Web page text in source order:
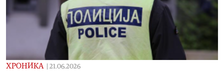
ХРОНИКА 21.06.2026